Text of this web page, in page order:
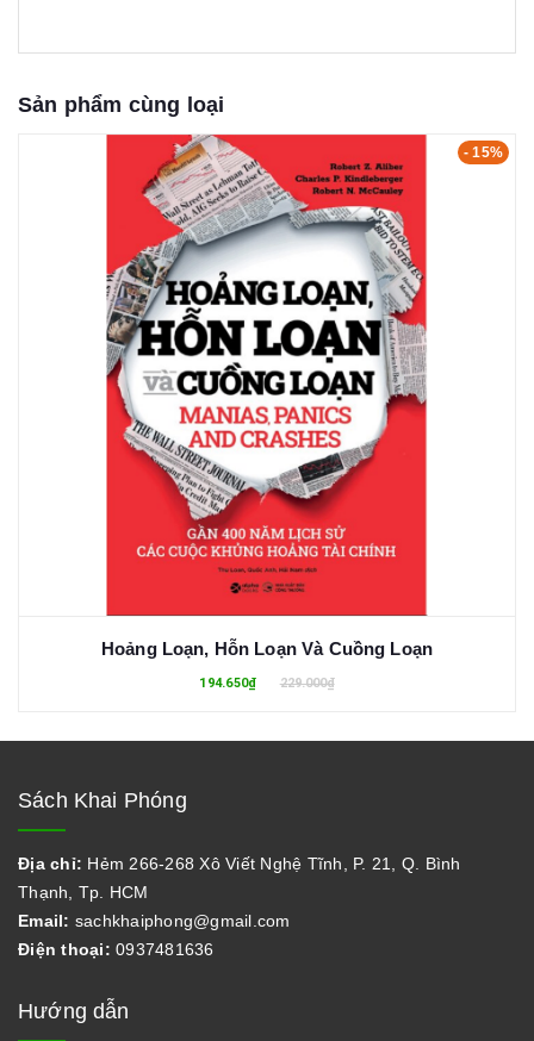
Sản phẩm cùng loại
- 15%
Hoảng Loạn, Hỗn Loạn Và Cuồng Loạn
194.650₫ 229.000₫
Sách Khai Phóng
Địa chỉ: Hẻm 266-268 Xô Viết Nghệ Tĩnh, P. 21, Q. Bình
Thạnh, Tp. HCM
Email: sachkhaiphong@gmail.com
Điện thoại: 0937481636
Hướng dẫn